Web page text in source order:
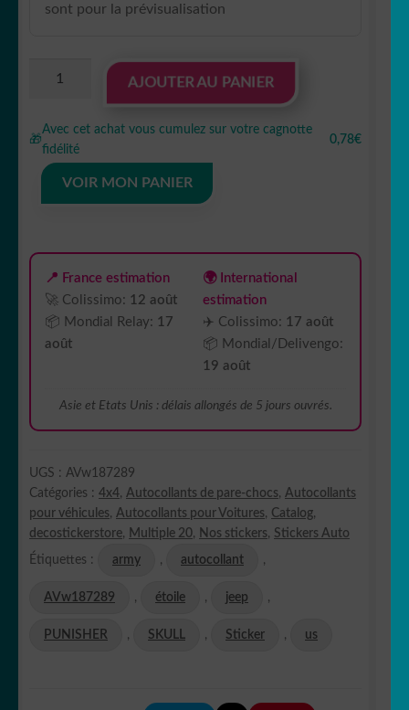
sont pour la prévisualisation
Autocollant
étoile
army
skull
AVw187289
AJOUTER AU PANIER
🎁
Avec cet achat vous cumulez sur votre cagnotte
fidélité
0,78€
VOIR MON PANIER
📍 France estimation
🚀 Colissimo: 12 août
📦 Mondial Relay: 17
août
🌍 International
estimation
✈️ Colissimo: 17 août
📦 Mondial/Delivengo:
19 août
Asie et Etats Unis : délais allongés de 5 jours ouvrés.
UGS : AVw187289
Catégories : 4x4, Autocollants de pare-chocs, Autocollants
pour véhicules, Autocollants pour Voitures, Catalog,
decostickerstore, Multiple 20, Nos stickers, Stickers Auto
Étiquettes : army , autocollant ,
AVw187289 , étoile , jeep ,
PUNISHER , SKULL , Sticker , us